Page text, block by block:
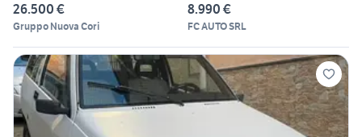
26.500 €
Gruppo Nuova Cori
8.990 €
FC AUTO SRL